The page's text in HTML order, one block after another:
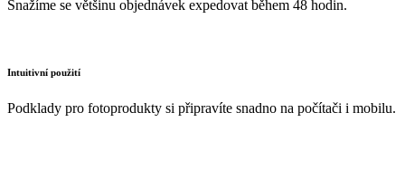
Snažíme se většinu objednávek expedovat během 48 hodin.
Intuitivní použití
Podklady pro fotoprodukty si připravíte snadno na počítači i mobilu.